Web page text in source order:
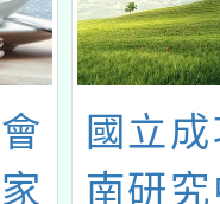
國立
南研